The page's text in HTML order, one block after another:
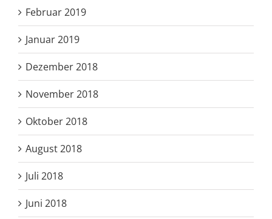
Februar 2019
Januar 2019
Dezember 2018
November 2018
Oktober 2018
August 2018
Juli 2018
Juni 2018